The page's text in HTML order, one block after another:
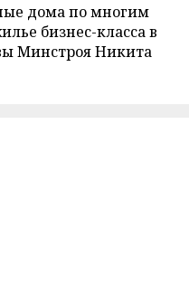
дома по многим
бизнес-класса в
Минстроя Никита